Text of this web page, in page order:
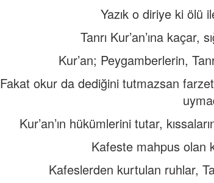
Yazık o diriye ki ölü
Tanrı Kur’an’ına kaçar,
Kur’an; Peygamberlerin,
Fakat okur da dediğini tutmazsan
Kur’an’ın hükümlerini tutar,
Kafeste mahpus olan
Kafeslerden kurtulan ruhlar,